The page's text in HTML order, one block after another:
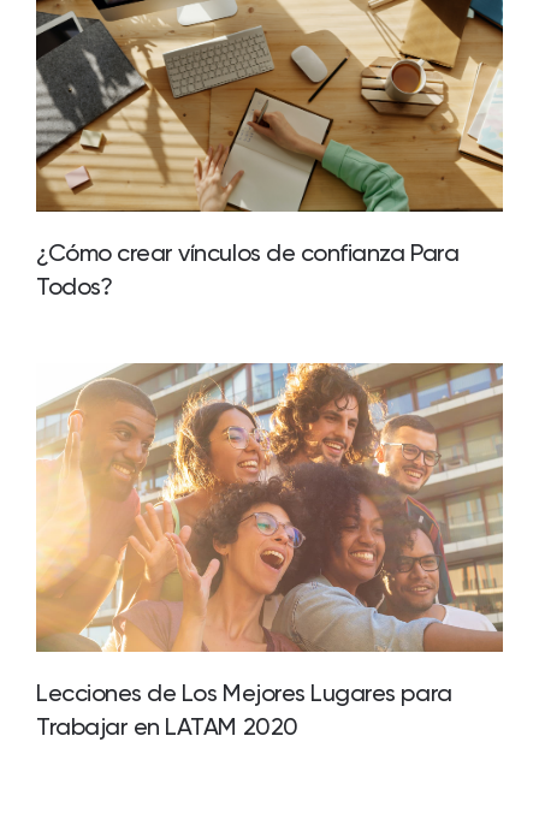
¿Cómo crear vínculos de confianza Para
Todos?
Lecciones de Los Mejores Lugares para
Trabajar en LATAM 2020